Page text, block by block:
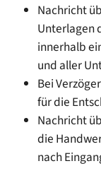
Nachricht
Unterlagen
innerhalb
und aller
Bei
für die
Nachricht
die
nach